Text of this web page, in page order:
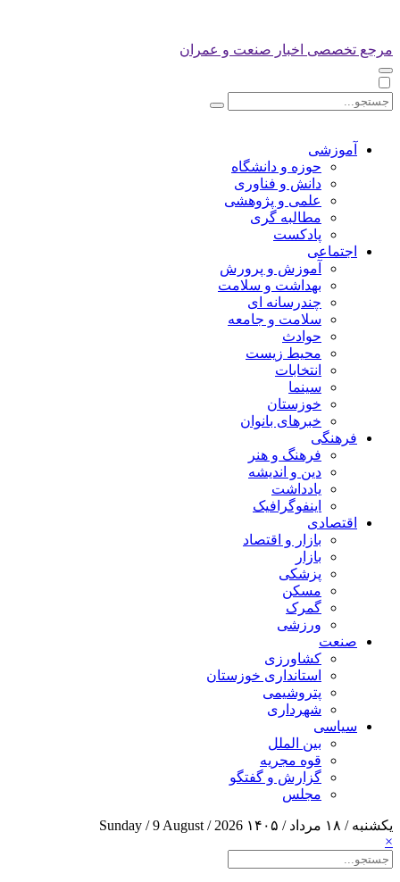
مرجع تخصصی اخبار صنعت و عمران
آموزشی
حوزه و دانشگاه
دانش و فناوری
علمی و پژوهشی
مطالبه گری
پادکست
اجتماعی
آموزش و پرورش
بهداشت و سلامت
چندرسانه ای
سلامت و جامعه
حوادث
محیط زیست
انتخابات
سینما
خوزستان
خبرهای بانوان
فرهنگی
فرهنگ و هنر
دین و اندیشه
یادداشت
اینفوگرافیک
اقتصادی
بازار و اقتصاد
بازار
پزشکی
مسکن
گمرک
ورزشی
صنعت
کشاورزی
استانداری خوزستان
پتروشیمی
شهرداری
سیاسی
بین الملل
قوه مجریه
گزارش و گفتگو
مجلس
یکشنبه / ۱۸ مرداد / ۱۴۰۵
Sunday / 9 August / 2026
×